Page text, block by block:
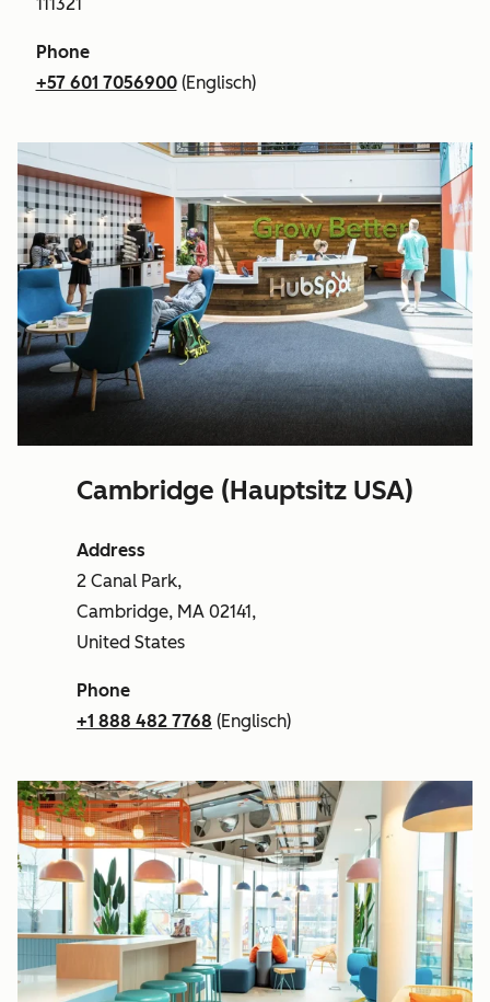
Phone
+57 601 7056900(Englisch)
Cambridge (Hauptsitz USA)
Address
2 Canal Park,
Cambridge, MA 02141,
United States
Phone
+1 888 482 7768 (Englisch)